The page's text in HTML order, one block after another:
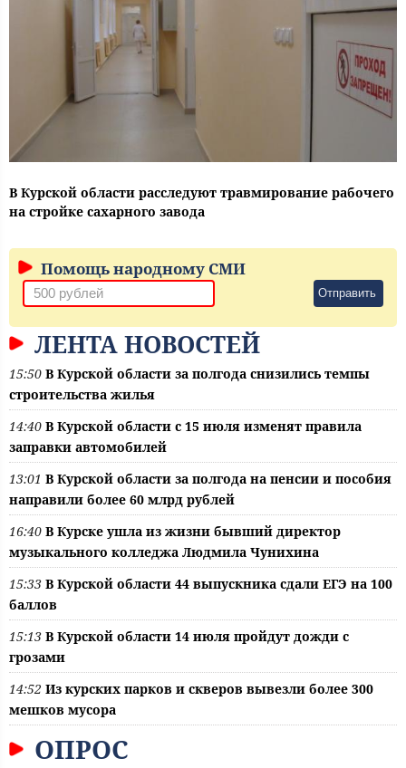
В Курской области расследуют травмирование рабочего
на стройке сахарного завода
Помощь народному СМИ
Отправить
ЛЕНТА НОВОСТЕЙ
15:50 В Курской области за полгода снизились темпы
строительства жилья
14:40 В Курской области с 15 июля изменят правила
заправки автомобилей
13:01 В Курской области за полгода на пенсии и пособия
направили более 60 млрд рублей
16:40 В Курске ушла из жизни бывший директор
музыкального колледжа Людмила Чунихина
15:33 В Курской области 44 выпускника сдали ЕГЭ на 100
баллов
15:13 В Курской области 14 июля пройдут дожди с
грозами
14:52 Из курских парков и скверов вывезли более 300
мешков мусора
ОПРОС